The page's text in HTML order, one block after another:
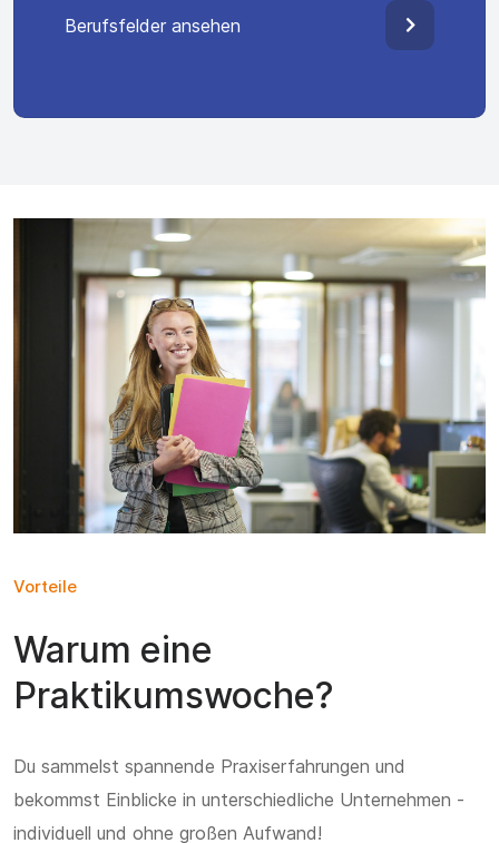
Berufsfelder ansehen
Vorteile
Warum eine
Praktikumswoche?
Du sammelst spannende Praxiserfahrungen und
bekommst Einblicke in unterschiedliche Unternehmen -
individuell und ohne großen Aufwand!